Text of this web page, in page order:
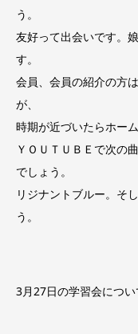
う。
友好って出会いです。
す。
会員、会員の紹介の方
が、
時期が近づいたらホー
ＹＯＵＴＵＢＥで次の
でしょう。
リジナントブルー。そ
う。
3月27日の学習会につ